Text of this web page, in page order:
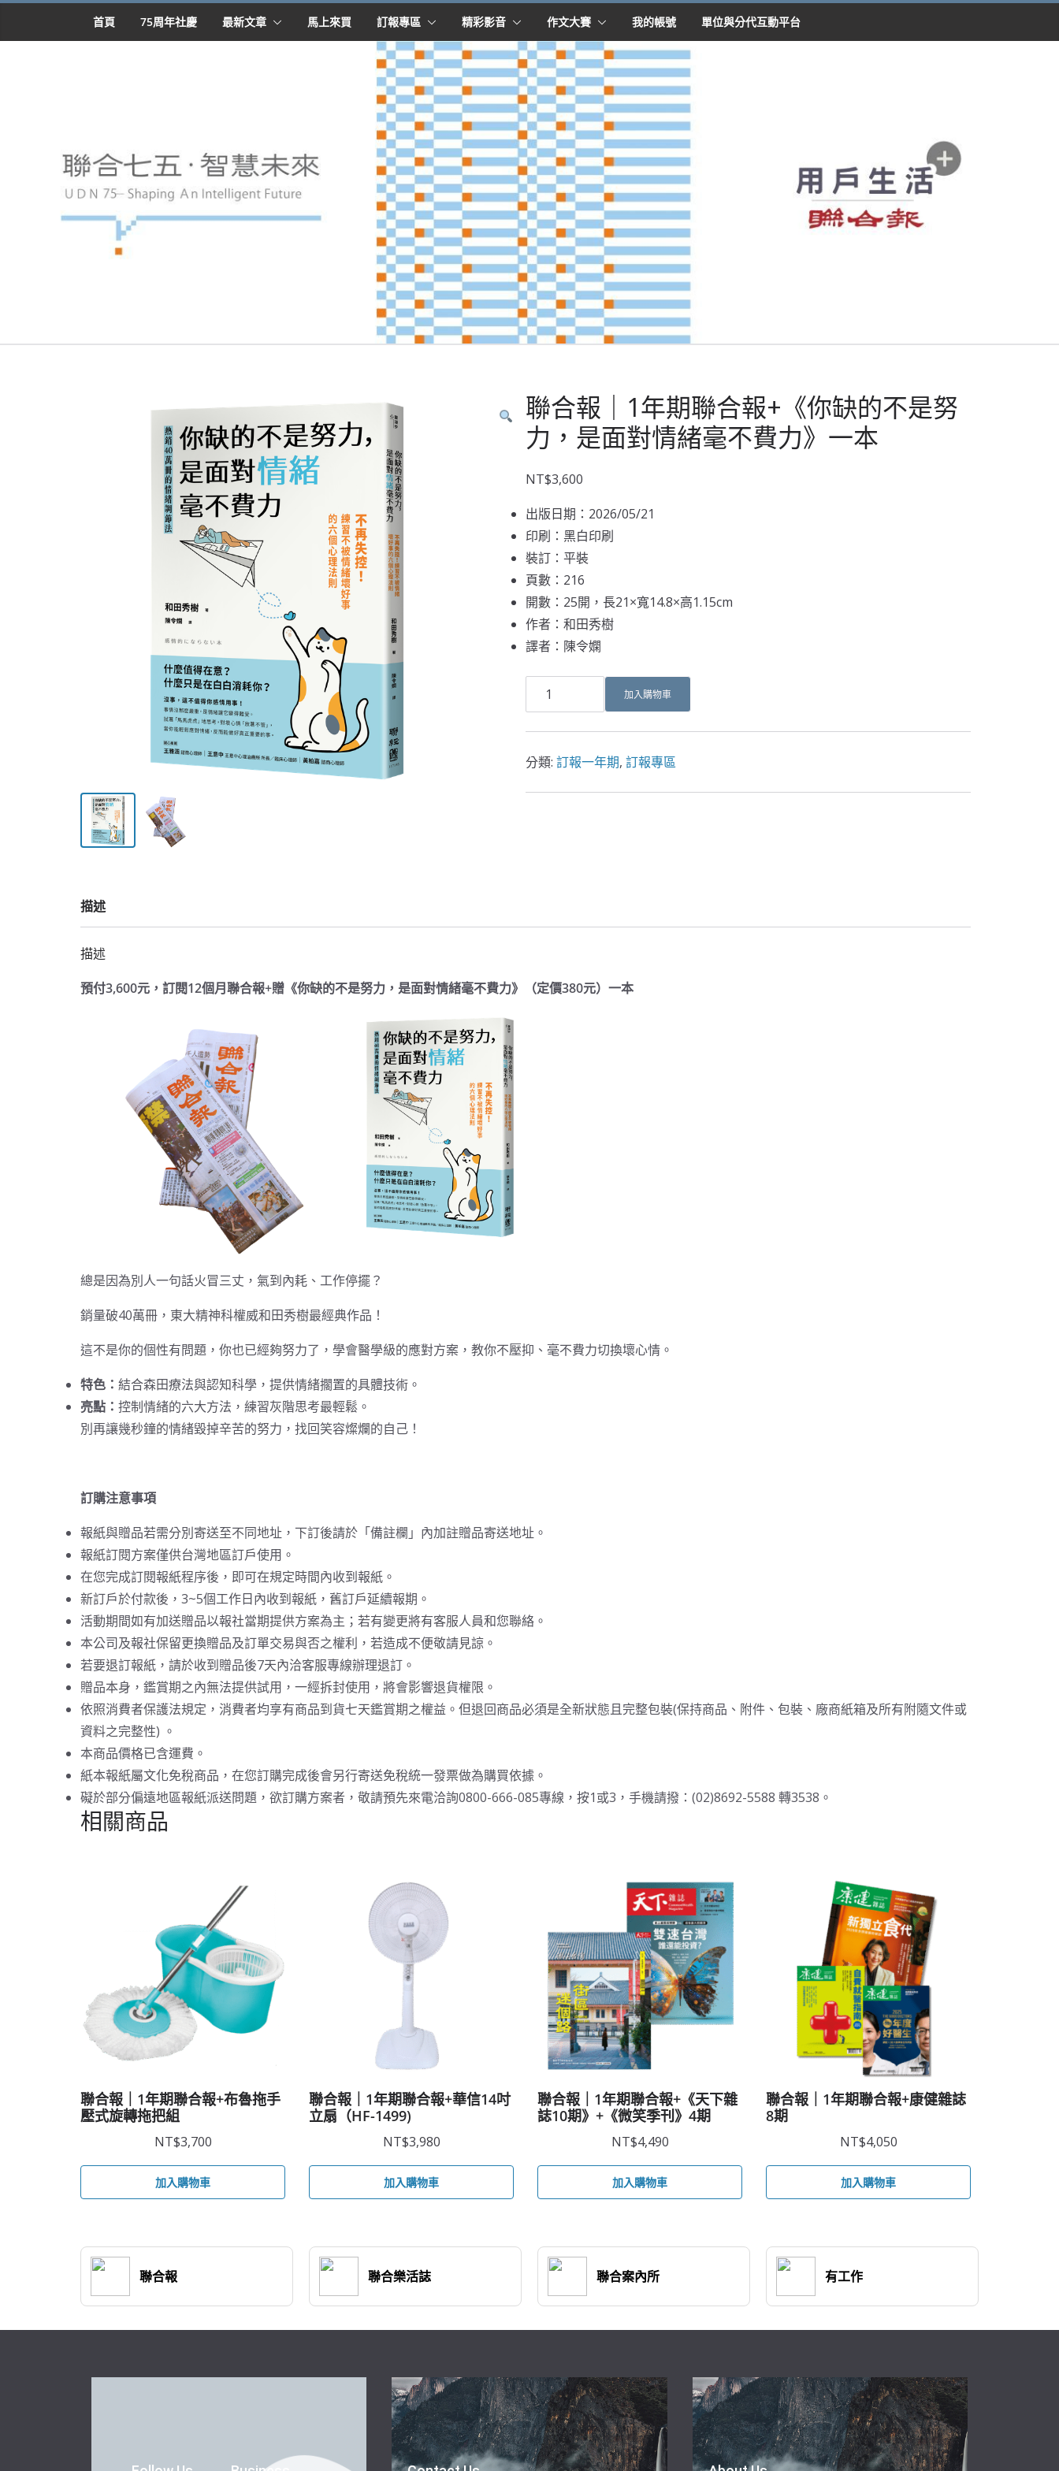
首頁 75周年社慶 最新文章 馬上來買 訂報專區 精彩影音 作文大賽 我的帳號 單位與分代互動平台
聯合報｜1年期聯合報+《你缺的不是努
力，是面對情緒毫不費力》一本
NT$3,600
出版日期：2026/05/21
印刷：黑白印刷
裝訂：平裝
頁數：216
開數：25開，長21×寬14.8×高1.15cm
作者：和田秀樹
譯者：陳令嫻
加入購物車
分類: 訂報一年期, 訂報專區
描述
描述
預付3,600元，訂閱12個月聯合報+贈《你缺的不是努力，是面對情緒毫不費力》（定價380元）一本
總是因為別人一句話火冒三丈，氣到內耗、工作停擺？
銷量破40萬冊，東大精神科權威和田秀樹最經典作品！
這不是你的個性有問題，你也已經夠努力了，學會醫學級的應對方案，教你不壓抑、毫不費力切換壞心情。
特色： 結合森田療法與認知科學，提供情緒擱置的具體技術。
亮點： 控制情緒的六大方法，練習灰階思考最輕鬆。
別再讓幾秒鐘的情緒毀掉辛苦的努力，找回笑容燦爛的自己！
訂購注意事項
報紙與贈品若需分別寄送至不同地址，下訂後請於「備註欄」內加註贈品寄送地址。
報紙訂閱方案僅供台灣地區訂戶使用。
在您完成訂閱報紙程序後，即可在規定時間內收到報紙。
新訂戶於付款後，3~5個工作日內收到報紙，舊訂戶延續報期。
活動期間如有加送贈品以報社當期提供方案為主；若有變更將有客服人員和您聯絡。
本公司及報社保留更換贈品及訂單交易與否之權利，若造成不便敬請見諒。
若要退訂報紙，請於收到贈品後7天內洽客服專線辦理退訂。
贈品本身，鑑賞期之內無法提供試用，一經拆封使用，將會影響退貨權限。
依照消費者保護法規定，消費者均享有商品到貨七天鑑賞期之權益。但退回商品必須是全新狀態且完整包裝(保持商品、附件、包裝、廠商紙箱及所有附隨文件或
資料之完整性) 。
本商品價格已含運費。
紙本報紙屬文化免稅商品，在您訂購完成後會另行寄送免稅統一發票做為購買依據。
礙於部分偏遠地區報紙派送問題，欲訂購方案者，敬請預先來電洽詢0800-666-085專線，按1或3，手機請撥：(02)8692-5588 轉3538。
相關商品
聯合報｜1年期聯合報+布魯拖手
壓式旋轉拖把組
NT$3,700
加入購物車
聯合報｜1年期聯合報+華信14吋
立扇（HF-1499)
NT$3,980
加入購物車
聯合報｜1年期聯合報+《天下雜
誌10期》+《微笑季刊》4期
NT$4,490
加入購物車
聯合報｜1年期聯合報+康健雜誌
8期
NT$4,050
加入購物車
聯合報 聯合樂活誌 聯合案內所 有工作